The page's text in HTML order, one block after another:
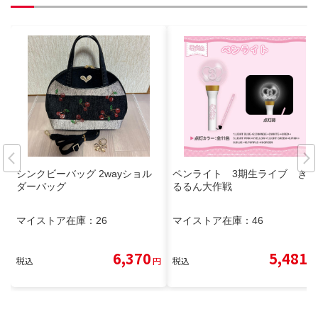
シンクビーバッグ 2wayショル
ダーバッグ
マイストア在庫： 26
税込 6,370円
ペンライト 3期生ライブ きゅ
るるん大作戦
マイストア在庫： 46
税込 5,481